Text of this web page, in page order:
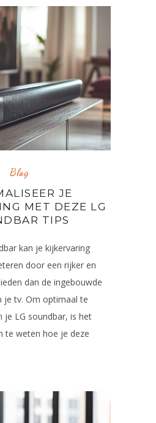
Blog
JE
MET DEZE LG
TIPS
kan je kijkervaring
door een rijker en
dan de ingebouwde
je tv. Om optimaal te
je LG soundbar, is het
te weten hoe je deze